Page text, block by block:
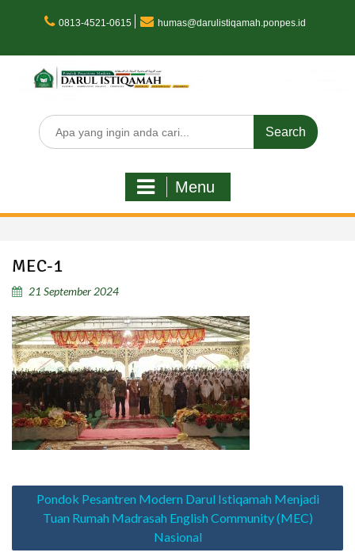
0813-4521-0615 humas@darulistiqamah.ponpes.id
Search
for:
Menu
MEC-1
21 September 2024
Navigasi
Pondok Pesantren Modern Darul Istiqamah Menjadi
Tuan Rumah Madrasah English Community (MEC)
Nasional